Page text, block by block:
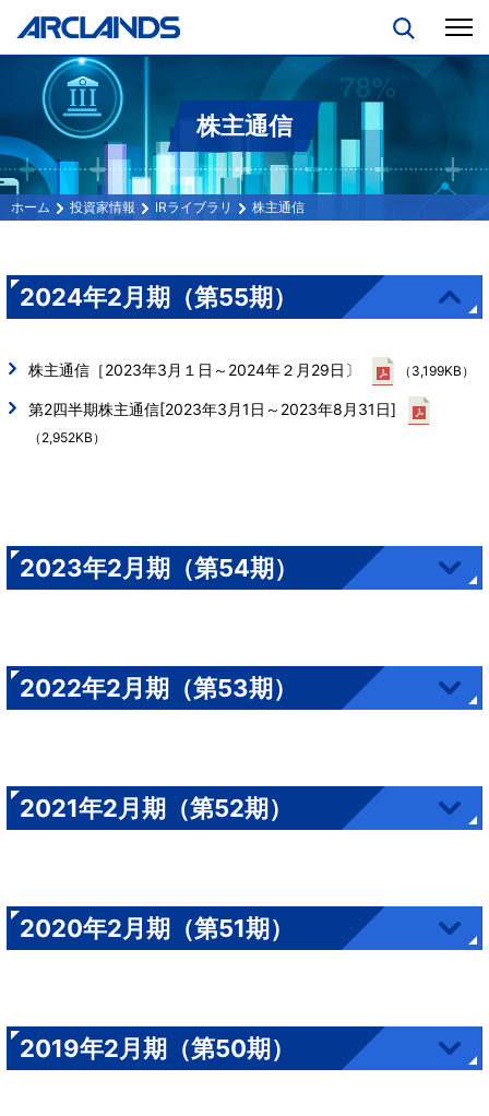
投資家情報 IRライブラリ 株主通信
株主通信
2024年2月期（第55期）
株主通信［2023年3月１日～2024年２月29日〕 （3,199KB）
第2四半期株主通信[2023年3月1日～2023年8月31日]
（2,952KB）
2023年2月期（第54期）
2022年2月期（第53期）
2021年2月期（第52期）
2020年2月期（第51期）
2019年2月期（第50期）